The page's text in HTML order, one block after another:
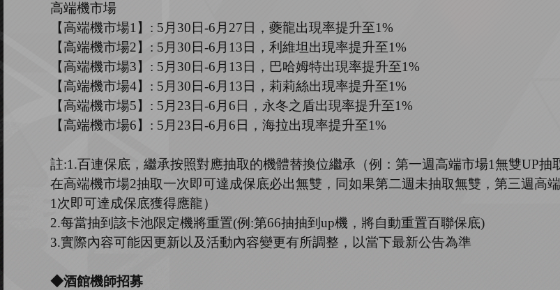
高端機市場
【高端機市場1】 : 5月 30 日-6月 27 日， 夔龍出現率提升至1%
【高端機市場2】 : 5月 30 日-6月 13 日，利維坦出現率提升至1%
【高端機市場3】 : 5月 30 日-6月 13 日，巴哈姆特出現率提升至1%
【高端機市場4】 : 5月 30 日-6月 13 日， 莉莉絲出現率提升至1%
【高端機市場5】 : 5月 23 日-6月 6 日，永冬之盾出現率提升至1%
【高端機市場6】 : 5月 23 日-6月 6 日，海拉出現率提升至1%
註:1.百連保底，繼承按照對應抽取的機體替換位繼承（例：第一週高端市場1無雙UP抽
在高端機市場2抽取一次即可達成保底必出無雙，同如果第二週未抽取無雙，第三週高
1次即可達成保底獲得應龍）
2.每當抽到該卡池限定機將重置(例 :第66抽抽到 up機，將自動重置百聯保底)
3.實際內容可能因更新以及活動內容變更有所調整，以當下最新公告為準
◆酒館機師招募